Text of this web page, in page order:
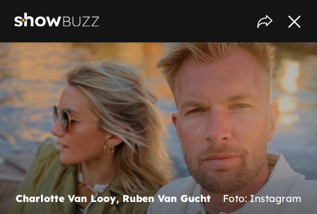
Charlotte Van Looy, Ruben Van Gucht Foto: Instagram